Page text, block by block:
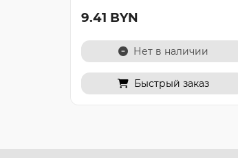
9.41 BYN
Нет в наличии
Быстрый заказ